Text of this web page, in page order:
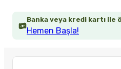
Banka veya kredi kartı ile
Hemen Başla!